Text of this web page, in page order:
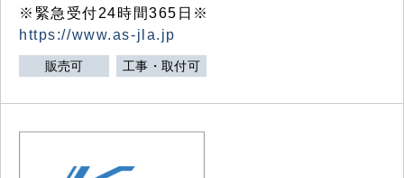
※緊急受付24時間365日※
https://www.as-jla.jp
販売可 工事・取付可